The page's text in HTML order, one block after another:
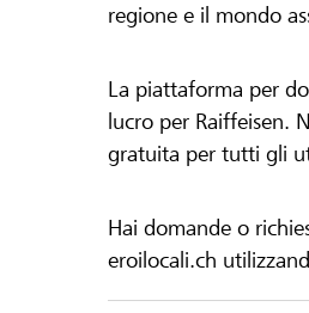
regione e il mondo
La piattaforma per
lucro per Raiffeisen.
gratuita per tutti gli
Hai domande o
eroilocali.ch